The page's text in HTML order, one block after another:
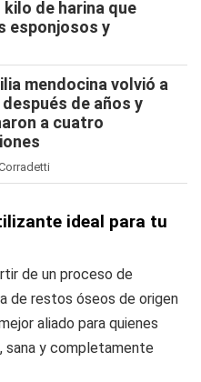
de harina que
esponjosos y
mendocina volvió a
de años y
a cuatro
ideal para tu
de un proceso de
de restos óseos de origen
aliado para quienes
sana y completamente